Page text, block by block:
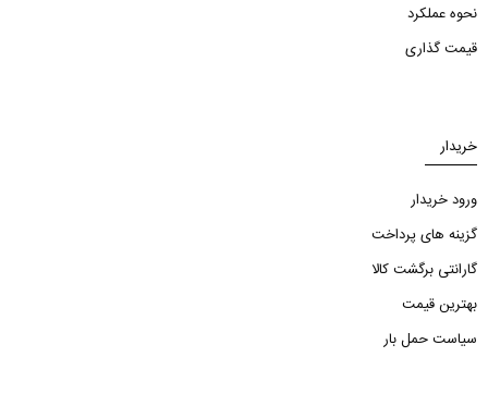
نحوه عملکرد
قیمت گذاری
خریدار
ورود خریدار
گزینه های پرداخت
گارانتی برگشت کالا
بهترین قیمت
سیاست حمل بار